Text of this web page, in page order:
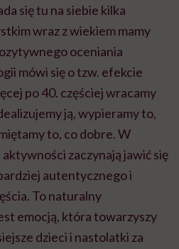
się tu na siebie kilka
wraz z wiekiem mamy
oceniania
mówi się o tzw. efekcie
po 40. częściej wracamy
ją, wypieramy to,
to, co dobre. W
zaczynają jawić się
autentycznego i
To naturalny
emocją, która towarzyszy
dzieci i nastolatki za